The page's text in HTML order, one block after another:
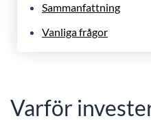
Sammanfattning
Vanliga frågor
Varför